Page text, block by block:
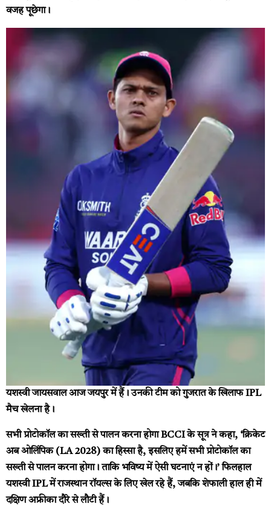
वजह पूछेगा।
यशस्वी जायसवाल आज जयपुर में हैं। उनकी टीम को गुजरात के खिलाफ IPL
मैच खेलना है।
सभी प्रोटोकॉल का सख्ती से पालन करना होगाBCCI के सूत्र ने कहा, ‘क्रिकेट
अब ओलिंपिक (LA 2028) का हिस्सा है, इसलिए हमें सभी प्रोटोकॉल का
सख्ती से पालन करना होगा। ताकि भविष्य में ऐसी घटनाएं न हों।’ फिलहाल
यशस्वी IPL में राजस्थान रॉयल्स के लिए खेल रहे हैं, जबकि शेफाली हाल ही में
दक्षिण अफ्रीका दौरे से लौटी हैं।